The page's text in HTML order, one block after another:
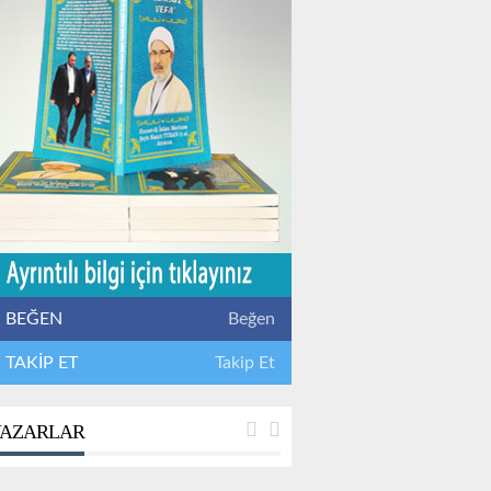
BEĞEN Beğen
TAKİP ET Takip Et